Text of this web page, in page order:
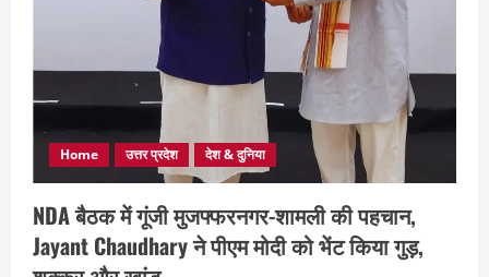
Home उत्तर प्रदेश देश & दुनिया
NDA बैठक में गूंजी मुजफ्फरनगर-शामली की पहचान,
Jayant Chaudhary ने पीएम मोदी को भेंट किया गुड़,